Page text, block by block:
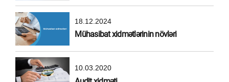
18.12.2024
Mühasibat xidmətlərinin növləri
10.03.2020